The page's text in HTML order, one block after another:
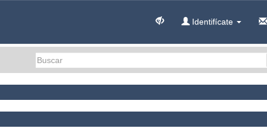
Identifícate